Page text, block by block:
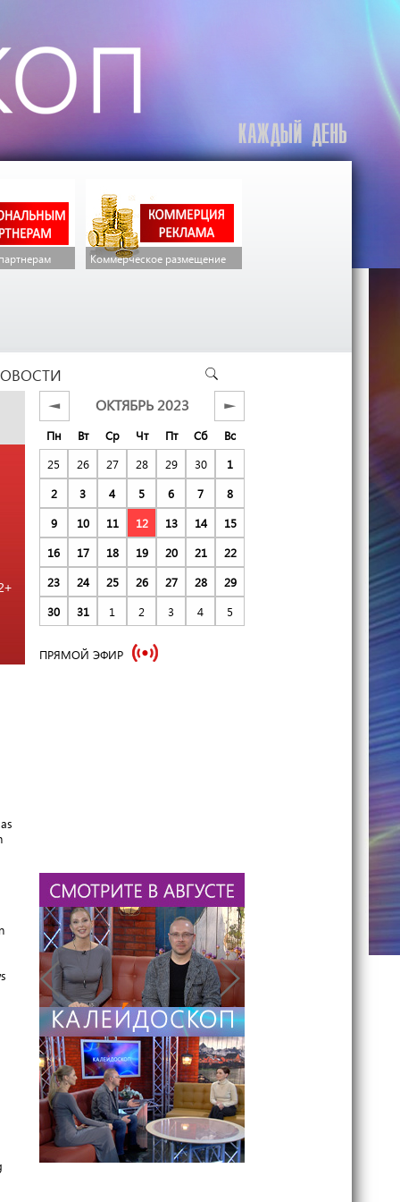
Коммерческое размещение
◄ ОКТЯБРЬ 2023 ►
Пн Вт Ср Чт Пт Сб
Вс
25
26 27 28 29 30
1
2
3 4 5 6 7
8
9
10 11 12 13 14
15
16
17 18 19 20 21
22
23
24 25 26 27 28
29
30
31 1 2 3 4 5
ПРЯМОЙ ЭФИР